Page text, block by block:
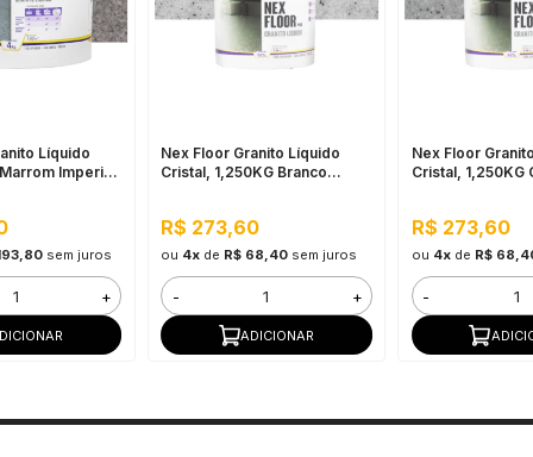
Líquido
Imperial
sem juros
+
Nex Floor Granito Líquido
Cristal, 1,250KG Branco
R$ 273,60
ou 4x de R$ 68,40 sem juros
- +
ADICIONAR
Nex Floor
Cristal, 1,250KG
R$ 273,60
ou 4xde R$
-